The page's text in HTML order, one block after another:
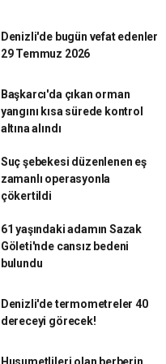
Denizli'de bugün vefat edenler
29 Temmuz 2026
Başkarcı'da çıkan orman
yangını kısa sürede kontrol
altına alındı
Suç şebekesi düzenlenen eş
zamanlı operasyonla
çökertildi
61 yaşındaki adamın Sazak
Göleti'nde cansız bedeni
bulundu
Denizli'de termometreler 40
dereceyi görecek!